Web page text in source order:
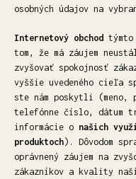
osobných údajov na
Internetový obchod
tom, že má záujem
zvyšovať spokojnosť
vyššie uvedeného cieľa
ste nám poskytli (meno,
telefónne číslo, dátum
informácie o našich
produktoch). Dôvodom
oprávnený záujem na
zákazníkov a kvality